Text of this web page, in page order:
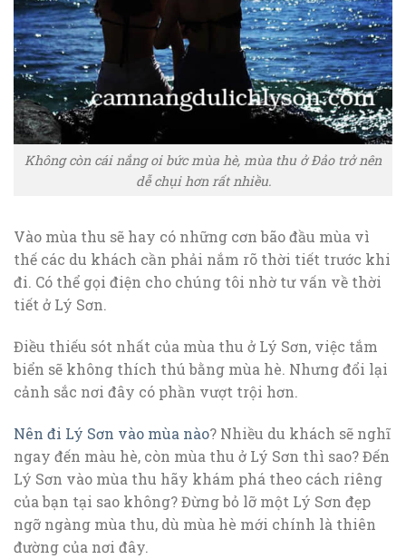
Không còn cái nắng oi bức mùa hè, mùa thu ở Đảo trở nên
dễ chụi hơn rất nhiều.
Vào mùa thu sẽ hay có những cơn bão đầu mùa vì
thế các du khách cần phải nắm rõ thời tiết trước khi
đi. Có thể gọi điện cho chúng tôi nhờ tư vấn về thời
tiết ở Lý Sơn.
Điều thiếu sót nhất của mùa thu ở Lý Sơn, việc tắm
biển sẽ không thích thú bằng mùa hè. Nhưng đổi lại
cảnh sắc nơi đây có phần vượt trội hơn.
Nên đi Lý Sơn vào mùa nào? Nhiều du khách sẽ nghĩ
ngay đến màu hè, còn mùa thu ở Lý Sơn thì sao? Đến
Lý Sơn vào mùa thu hãy khám phá theo cách riêng
của bạn tại sao không? Đừng bỏ lỡ một Lý Sơn đẹp
ngỡ ngàng mùa thu, dù mùa hè mới chính là thiên
đường của nơi đây.